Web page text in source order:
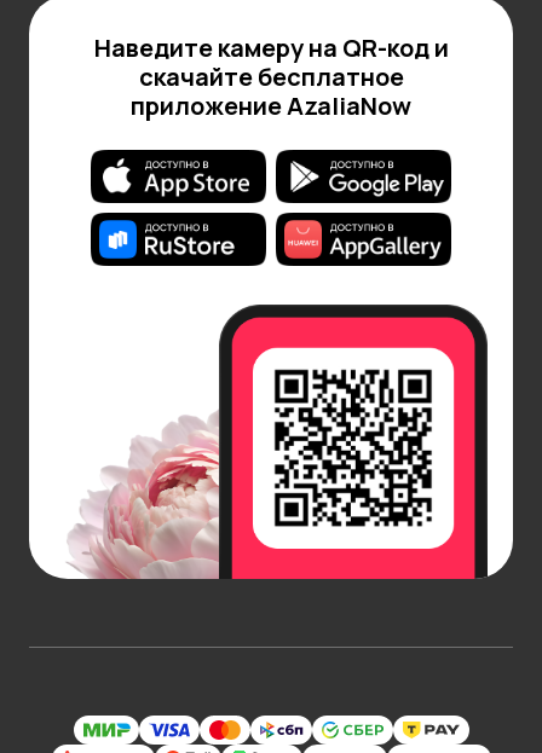
Наведите камеру на QR-код и
скачайте бесплатное
приложение AzaliaNow